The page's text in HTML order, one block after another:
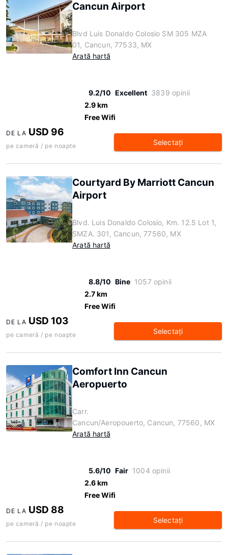
Cancun Airport
Blvd Luis Donaldo Colosio SM 305 MZA
01, Cancun, 77533, MX
Arată hartă
9.2/10 Excellent 3839 opinii
2.9 km
Free Wifi
DE LA USD 96
pe cameră / pe noapte Selectaţi
Courtyard By Marriott Cancun
Airport
Blvd. Luis Donaldo Colosio, Km. 12.5 Lot 1,
SMZA. 301, Cancun, 77560, MX
Arată hartă
8.8/10 Bine 1057 opinii
2.7 km
Free Wifi
DE LA USD 103
pe cameră / pe noapte Selectaţi
Comfort Inn Cancun
Aeropuerto
Carr.
Cancun/Aeropouerto, Cancun, 77560, MX
Arată hartă
5.6/10 Fair 1004 opinii
2.6 km
Free Wifi
DE LA USD 88
pe cameră / pe noapte Selectaţi